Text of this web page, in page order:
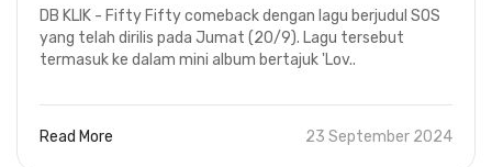
DB KLIK - Fifty Fifty comeback dengan lagu berjudul SOS
yang telah dirilis pada Jumat (20/9). Lagu tersebut
termasuk ke dalam mini album bertajuk 'Lov..
Read More 23 September 2024